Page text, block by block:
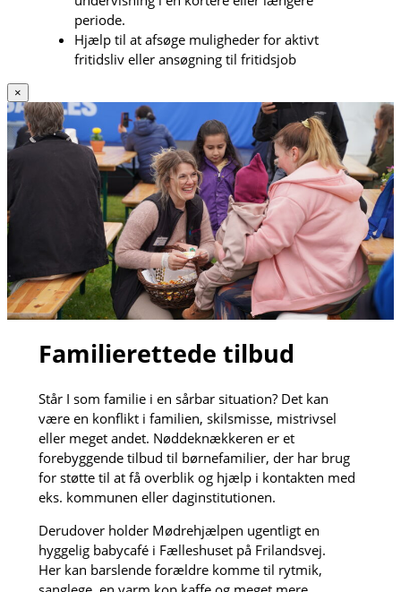
periode.
Hjælp til at afsøge muligheder for aktivt
fritidsliv eller ansøgning til fritidsjob
×
Familierettede tilbud
Står I som familie i en sårbar situation? Det kan
være en konflikt i familien, skilsmisse, mistrivsel
eller meget andet. Nøddeknækkeren er et
forebyggende tilbud til børnefamilier, der har brug
for støtte til at få overblik og hjælp i kontakten med
eks. kommunen eller daginstitutionen.
Derudover holder Mødrehjælpen ugentligt en
hyggelig babycafé i Fælleshuset på Frilandsvej.
Her kan barslende forældre komme til rytmik,